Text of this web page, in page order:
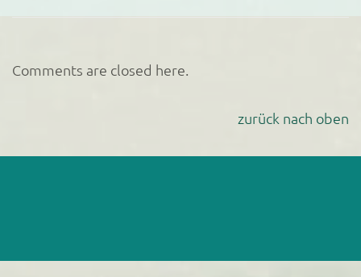
Comments are closed here.
zurück nach oben